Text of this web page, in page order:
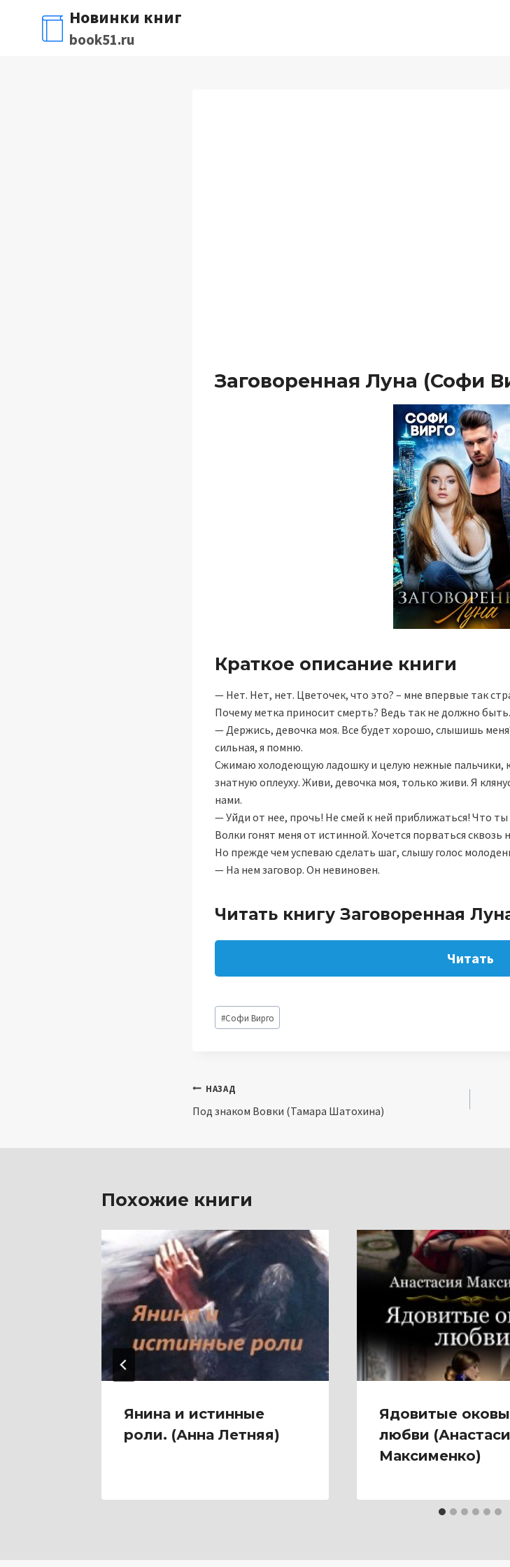
содержимому
Новинки книг
book51.ru
Заговоренная Луна (Софи
Краткое описание книги
— Нет. Нет, нет. Цветочек, что это? – мне впервые так
Почему метка приносит смерть? Ведь так не должно
— Держись, девочка моя. Все будет хорошо, слышишь
сильная, я помню.
Сжимаю холодеющую ладошку и целую нежные пальчики,
знатную оплеуху. Живи, девочка моя, только живи. Я
нами.
— Уйди от нее, прочь! Не смей к ней приближаться! Что
Волки гонят меня от истинной. Хочется порваться
Но прежде чем успеваю сделать шаг, слышу голос
— На нем заговор. Он невиновен.
Читать книгу Заговоренная
Читать
Метки
записи:
#Софи Вирго
Навигация
по
НАЗАД
Под знаком Вовки (Тамара Шатохина)
Похожие книги
Янина и истинные
роли. (Анна Летняя)
Ядовитые оковы
любви
Максименко)